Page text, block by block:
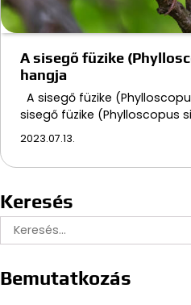
A sisegő füzike
hangja
A sisegő füzike
sisegő füzike (Phylloscopus
2023.07.13.
Keresés
Keresés:
Bemutatkozás